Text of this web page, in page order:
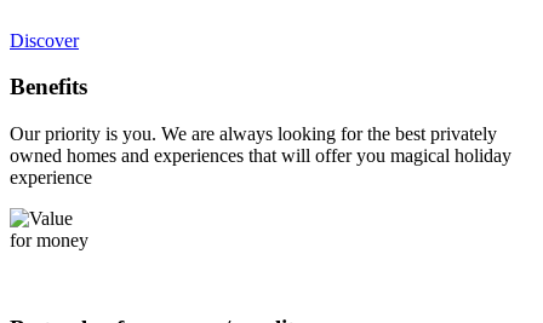
Discover
Benefits
Our priority is you. We are always looking for the best privately
owned homes and experiences that will offer you magical holiday
experience